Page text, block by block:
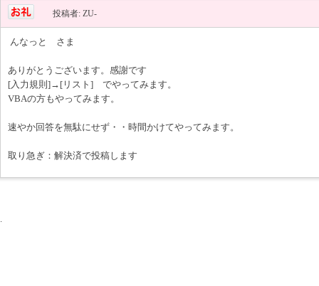
投稿者: ZU-
んなっと さま
ありがとうございます。感謝です
[入力規則]→[リスト] でやってみます。
VBAの方もやってみます。
速やか回答を無駄にせず・・時間かけてやってみます。
取り急ぎ：解決済で投稿します